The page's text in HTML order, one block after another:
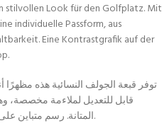
stilvollen Look für den Golfplatz. Mit
individuelle Passform, aus
Eine Kontrastgrafik auf der
توفر قبعة الجولف النسائية هذه مظهرًا
قابل للتعديل لملاءمة
المتانة. رسم متباين على الجهة الأمامية يضيف المزيد من الأناقة.